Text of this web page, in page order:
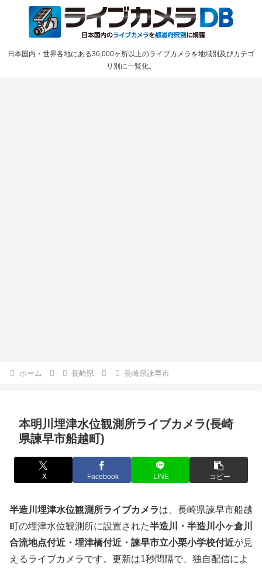
日本国内・世界各地にある36,000ヶ所以上のライブカメラを地域別及びカテゴ
リ別に一覧化。
ホーム 長崎県 長崎県諫早市
本明川埋津水位観測所ライブカメラ(長崎
県諫早市船越町)
X Facebook LINE コピー
半造川埋津水位観測所ライブカメラは、長崎県諫早市船越
町の埋津水位観測所に設置された半造川・半造川小ヶ倉川
合流地点付近・埋津橋付近・諫早市立小栗小学校付近が見
えるライブカメラです。更新は1秒間隔で、独自配信によ